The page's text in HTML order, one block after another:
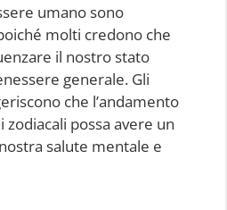
umano sono
molti credono che
il nostro stato
generale. Gli
che l’andamento
possa avere un
salute mentale e